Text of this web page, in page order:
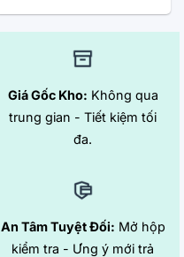
Giá Gốc Kho: Không qua
trung gian - Tiết kiệm tối
đa.
An Tâm Tuyệt Đối: Mở hộp
kiểm tra - Ưng ý mới trả